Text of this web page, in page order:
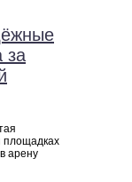
за
площадках
арену